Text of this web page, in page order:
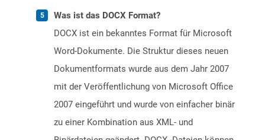
Was ist das DOCX Format?
DOCX ist ein bekanntes Format für Microsoft
Word-Dokumente. Die Struktur dieses neuen
Dokumentformats wurde aus dem Jahr 2007
mit der Veröffentlichung von Microsoft Office
2007 eingeführt und wurde von einfacher binär
zu einer Kombination aus XML- und